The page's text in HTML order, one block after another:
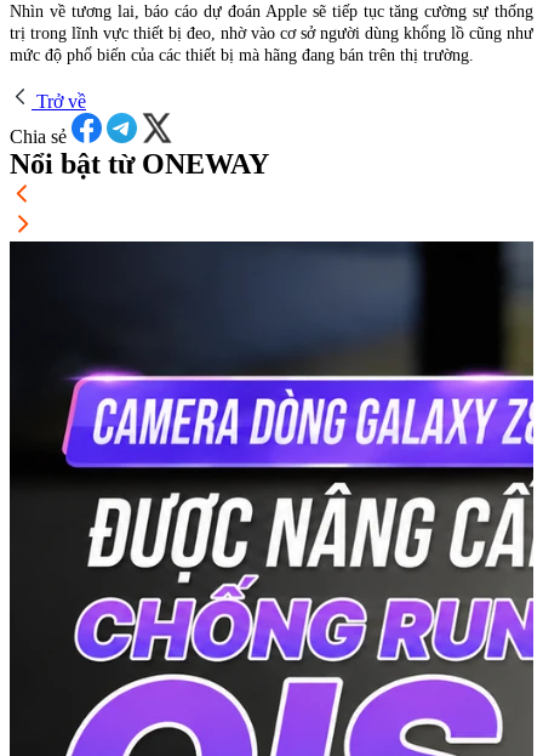
Nhìn về tương lai, báo cáo dự đoán Apple sẽ tiếp tục tăng cường sự thống
trị trong lĩnh vực thiết bị đeo, nhờ vào cơ sở người dùng khổng lồ cũng như
mức độ phổ biến của các thiết bị mà hãng đang bán trên thị trường.
Trở về
Chia sẻ
Nổi bật từ ONEWAY